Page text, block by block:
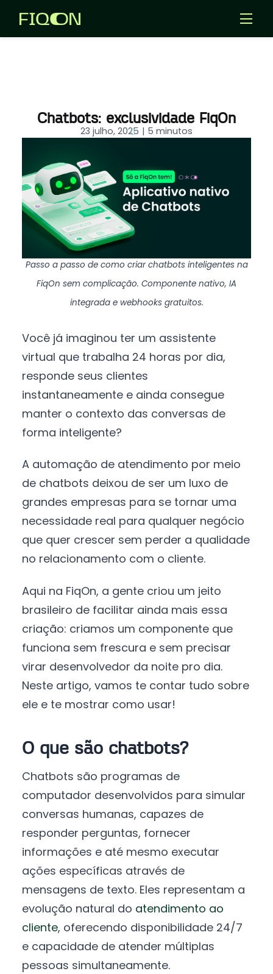
Criar Agentes IA
Chatbots: exclusividade FiqOn
23 julho, 2025 | 5 minutos
Passo a passo de como criar chatbots inteligentes na
FiqOn sem complicação. Componente nativo, IA
integrada e webhooks gratuitos.
Você já imaginou ter um assistente
virtual que trabalha 24 horas por dia,
responde seus clientes
instantaneamente e ainda consegue
manter o contexto das conversas de
forma inteligente?
A automação de atendimento por meio
de chatbots deixou de ser um luxo de
grandes empresas para se tornar uma
necessidade real para qualquer negócio
que quer crescer sem perder a qualidade
no relacionamento com o cliente.
Aqui na FiqOn, a gente criou um jeito
brasileiro de facilitar ainda mais essa
criação: criamos um componente que
funciona sem frescura e sem precisar
virar desenvolvedor da noite pro dia.
Neste artigo, vamos te contar tudo sobre
ele e te mostrar como usar!
O que são chatbots?
Chatbots são programas de
computador desenvolvidos para simular
conversas humanas, capazes de
responder perguntas, fornecer
informações e até mesmo executar
ações específicas através de
mensagens de texto. Eles representam a
evolução natural do atendimento ao
cliente, oferecendo disponibilidade 24/7
e capacidade de atender múltiplas
pessoas simultaneamente.